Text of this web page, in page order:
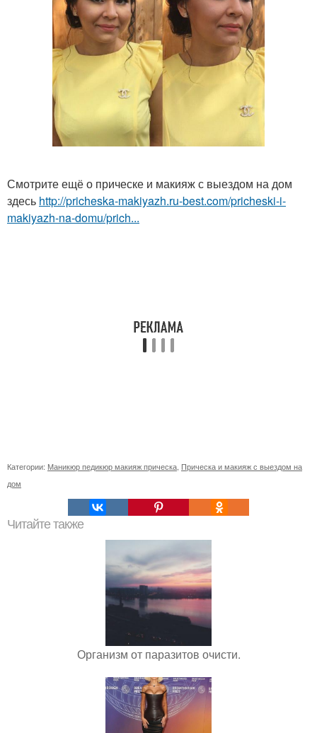
Смотрите ещё о прическе и макияж с выездом на дом
здесь http://pricheska-makiyazh.ru-best.com/pricheski-i-
makiyazh-na-domu/prich...
Категории: Маникюр педикюр макияж прическа Прическа и макияж с выездом на
дом
Читайте также
Организм от паразитов очисти.